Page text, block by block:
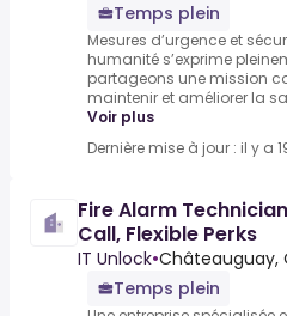
Temps plein
Mesures d’urgence et
humanité s’exprime
partageons une mission
maintenir et améliorer la
Voir plus
Dernière mise à jour : il y a
Fire Alarm
Call, Flexible Perks
IT Unlock•Châteauguay,
Temps plein